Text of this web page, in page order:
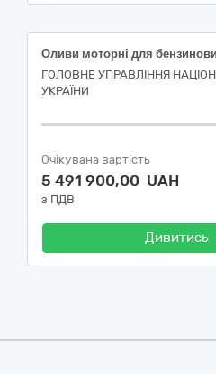
ГОЛОВНЕ УПРАВЛІННЯ
УКРАЇНИ
Очікувана вартість
5 491 900,00 UAH
з ПДВ
Дивитись